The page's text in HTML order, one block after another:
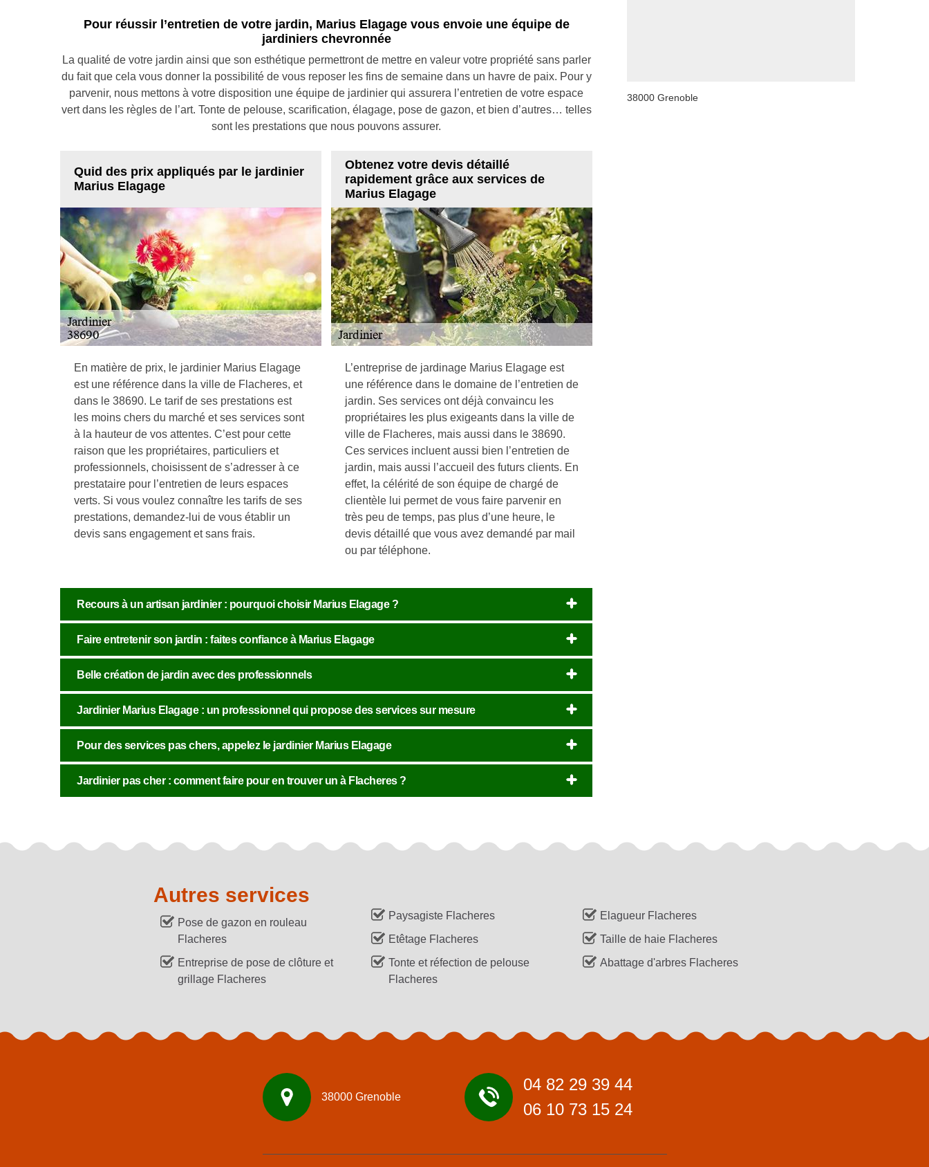
Pour réussir l’entretien de votre jardin, Marius Elagage vous envoie une équipe de
jardiniers chevronnée
La qualité de votre jardin ainsi que son esthétique permettront de mettre en valeur votre propriété sans parler
du fait que cela vous donner la possibilité de vous reposer les fins de semaine dans un havre de paix. Pour y
parvenir, nous mettons à votre disposition une équipe de jardinier qui assurera l’entretien de votre espace
vert dans les règles de l’art. Tonte de pelouse, scarification, élagage, pose de gazon, et bien d’autres… telles
sont les prestations que nous pouvons assurer.
Quid des prix appliqués par le jardinier
Marius Elagage
En matière de prix, le jardinier Marius Elagage
est une référence dans la ville de Flacheres, et
dans le 38690. Le tarif de ses prestations est
les moins chers du marché et ses services sont
à la hauteur de vos attentes. C’est pour cette
raison que les propriétaires, particuliers et
professionnels, choisissent de s’adresser à ce
prestataire pour l’entretien de leurs espaces
verts. Si vous voulez connaître les tarifs de ses
prestations, demandez-lui de vous établir un
devis sans engagement et sans frais.
Obtenez votre devis détaillé
rapidement grâce aux services de
Marius Elagage
L’entreprise de jardinage Marius Elagage est
une référence dans le domaine de l’entretien de
jardin. Ses services ont déjà convaincu les
propriétaires les plus exigeants dans la ville de
ville de Flacheres, mais aussi dans le 38690.
Ces services incluent aussi bien l’entretien de
jardin, mais aussi l’accueil des futurs clients. En
effet, la célérité de son équipe de chargé de
clientèle lui permet de vous faire parvenir en
très peu de temps, pas plus d’une heure, le
devis détaillé que vous avez demandé par mail
ou par téléphone.
Recours à un artisan jardinier : pourquoi choisir Marius Elagage ?
Faire entretenir son jardin : faites confiance à Marius Elagage
Belle création de jardin avec des professionnels
Jardinier Marius Elagage : un professionnel qui propose des services sur mesure
Pour des services pas chers, appelez le jardinier Marius Elagage
Jardinier pas cher : comment faire pour en trouver un à Flacheres ?
38000 Grenoble
Autres services
Pose de gazon en rouleau
Flacheres
Entreprise de pose de clôture et
grillage Flacheres
Paysagiste Flacheres
Etêtage Flacheres
Tonte et réfection de pelouse
Flacheres
Elagueur Flacheres
Taille de haie Flacheres
Abattage d'arbres Flacheres
38000 Grenoble
04 82 29 39 44
06 10 73 15 24